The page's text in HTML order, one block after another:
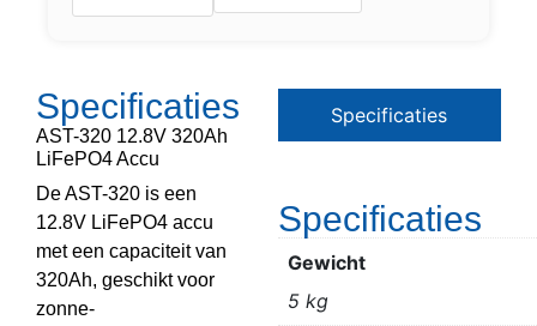
Specificaties
AST-320 12.8V 320Ah
LiFePO4 Accu
De AST-320 is een
12.8V LiFePO4 accu
met een capaciteit van
320Ah, geschikt voor
zonne-
Specificaties
Specificaties
Gewicht
5 kg